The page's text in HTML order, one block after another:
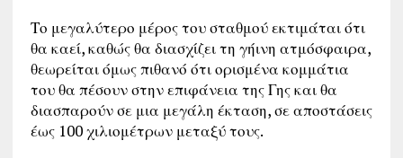
Το μεγαλύτερο μέρος του σταθμού εκτιμάται ότι
θα καεί, καθώς θα διασχίζει τη γήινη ατμόσφαιρα,
θεωρείται όμως πιθανό ότι ορισμένα κομμάτια
του θα πέσουν στην επιφάνεια της Γης και θα
διασπαρούν σε μια μεγάλη έκταση, σε αποστάσεις
έως 100 χιλιομέτρων μεταξύ τους.